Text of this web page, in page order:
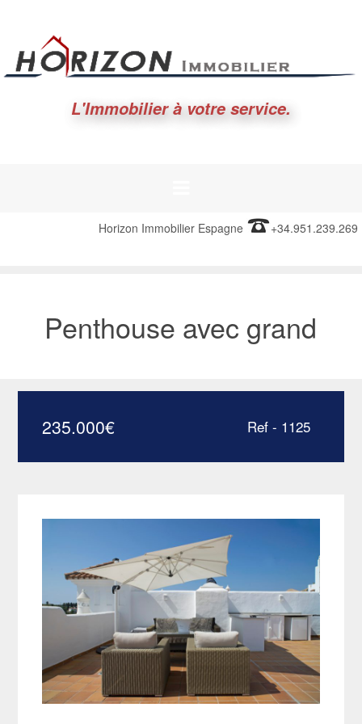
L'Immobilier à votre service.
Horizon Immobilier Espagne +34.951.239.269
Penthouse avec grand
235.000€ Ref - 1125